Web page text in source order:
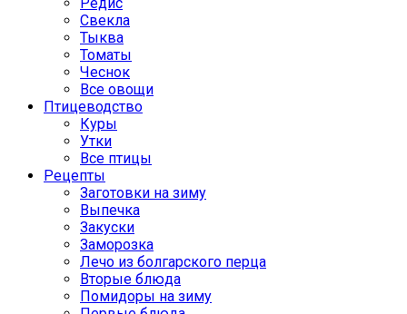
Свекла
Тыква
Томаты
Чеснок
Все овощи
Птицеводство
Куры
Утки
Все птицы
Рецепты
Заготовки на зиму
Выпечка
Закуски
Заморозка
Лечо из болгарского перца
Вторые блюда
Помидоры на зиму